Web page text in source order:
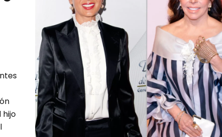
hijo